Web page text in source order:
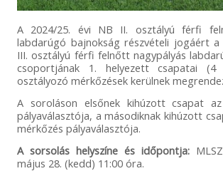
A 2024/25. évi NB II. osztályú férfi
labdarúgó bajnokság részvételi jogáért a
III. osztályú férfi felnőtt nagypályás
csoportjának 1. helyezett csapatai
osztályozó mérkőzések kerülnek
A soroláson elsőnek kihúzott csapat
pályaválasztója, a másodiknak kihúzott
mérkőzés pályaválasztója.
A sorsolás helyszíne és időpontja:
május 28. (kedd) 11:00 óra.